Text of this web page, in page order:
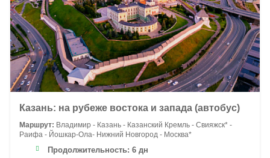
Казань: на рубеже востока и запада (автобус)
Маршрут: Владимир - Казань - Казанский Кремль - Свияжск* -
Раифа - Йошкар-Ола- Нижний Новгород - Москва*
Продолжительность: 6 дн